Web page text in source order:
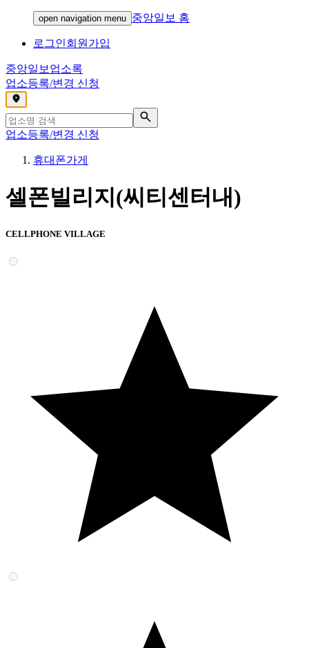
open navigation menu 중앙일보 홈
로그인회원가입
중앙일보 업소록
업소등록/변경 신청
,
업소등록/변경 신청
휴대폰가게
셀폰빌리지(씨티센터내)
CELLPHONE VILLAGE